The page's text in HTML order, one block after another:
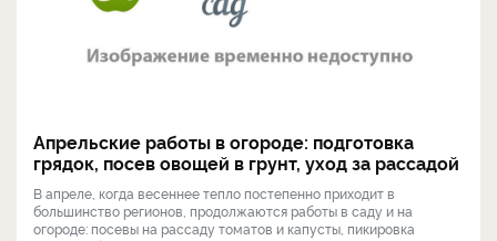
Апрельские работы в огороде: подготовка
грядок, посев овощей в грунт, уход за рассадой
В апреле, когда весеннее тепло постепенно приходит в
большинство регионов, продолжаются работы в саду и на
огороде: посевы на рассаду томатов и капусты, пикировка